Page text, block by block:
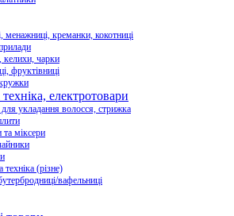
менажниці, креманки, кокотниці
келихи, чарки
фруктівниці
електротовари
укладання волосся, стрижка
та міксери
(різне)
вафельниці